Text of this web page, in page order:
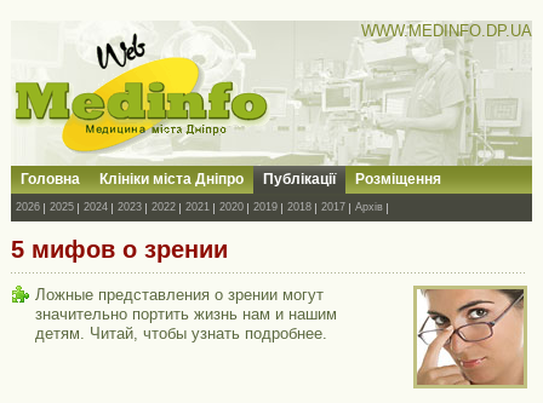
WWW.MEDINFO.DP.UA
Головна Клініки міста Дніпро Публікації Розміщення
2026 2025 2024 2023 2022 2021 2020 2019 2018 2017 Архів
5 мифов о зрении
Ложные представления о зрении могут
значительно портить жизнь нам и нашим
детям. Читай, чтобы узнать подробнее.